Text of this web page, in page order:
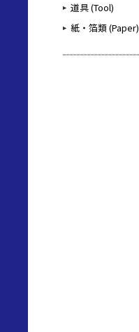
道具 (Tool)
紙・箔類 (Paper)